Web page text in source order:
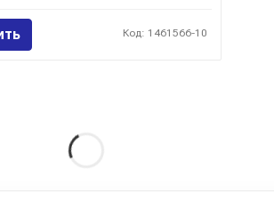
Код: 1461566-10